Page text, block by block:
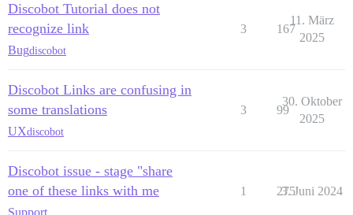
Discobot Tutorial does not
recognize link
Bugdiscobot
3 167
11. März
2025
Discobot Links are confusing in
some translations
UXdiscobot
3 99
30. Oktober
2025
Discobot issue - stage "share
one of these links with me
Support
1 275
3. Juni 2024